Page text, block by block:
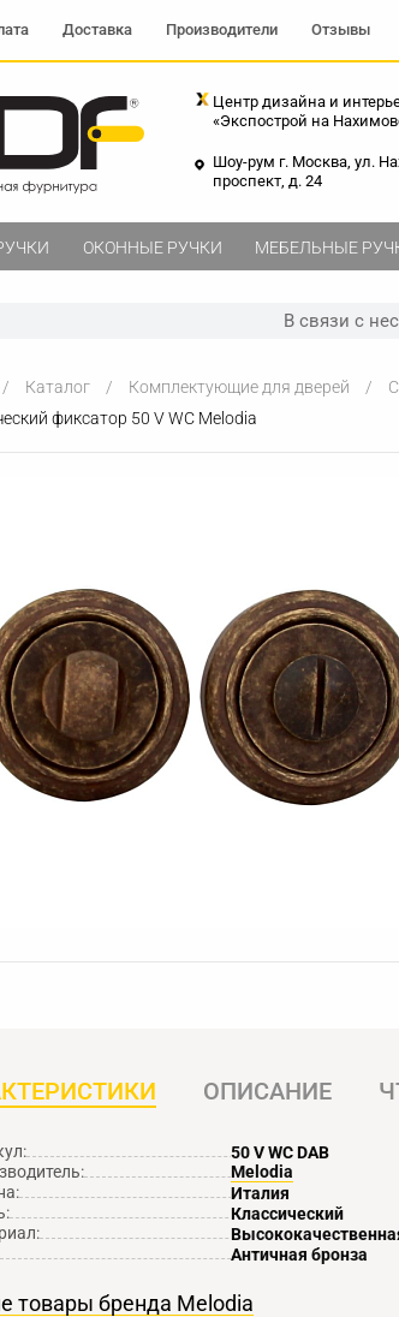
Центр дизайна и
«Экспострой на
Шоу-рум г. Москва, ул.
проспект, д. 24
Доставка Производители Отзывы
ОКОННЫЕ РУЧКИ МЕБЕЛЬНЫЕ
В связи с
Каталог Комплектующие для дверей
фиксатор 50 V WC Melodia
ОПИСАНИЕ
50 V WC DAB
Melodia
Италия
Классический
Античная бронза
товары бренда Melodia